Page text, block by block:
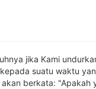
jika Kami
suatu waktu
berkata: "Apakah